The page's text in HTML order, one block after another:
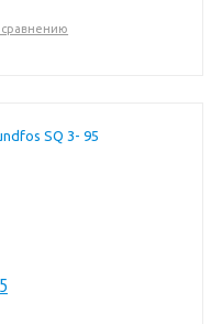
сравнению